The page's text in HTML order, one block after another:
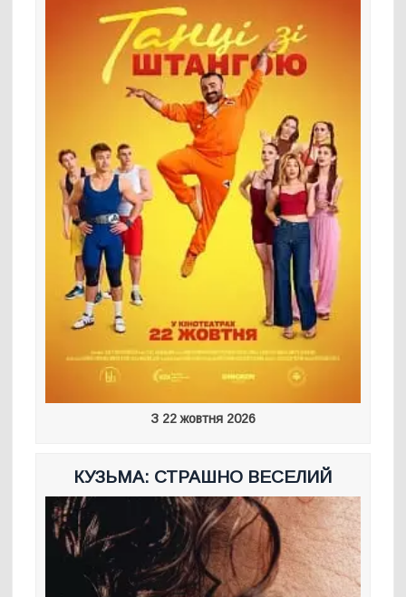
З 22 жовтня 2026
КУЗЬМА: СТРАШНО ВЕСЕЛИЙ